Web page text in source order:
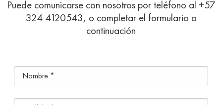
Puede comunicarse con nosotros por teléfono al +57
324 4120543, o completar el formulario a
continuación